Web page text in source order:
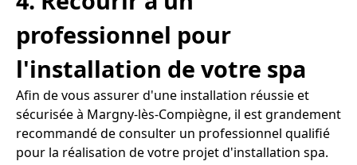
professionnel pour
l'installation de votre spa
Afin de vous assurer d'une installation réussie et
sécurisée à Margny-lès-Compiègne, il est grandement
recommandé de consulter un professionnel qualifié
pour la réalisation de votre projet d'installation spa.